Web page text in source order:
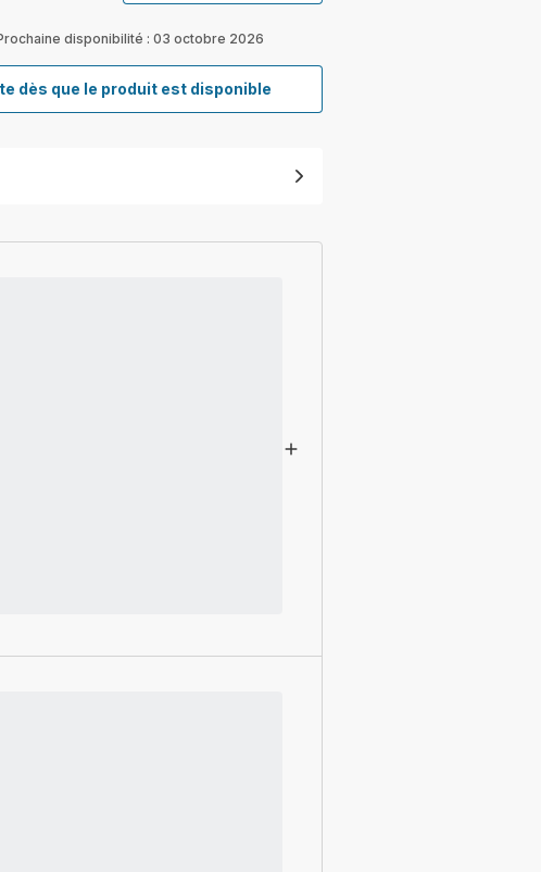
disponibilité : 03 octobre 2026
dès que le produit est disponible
Filtre